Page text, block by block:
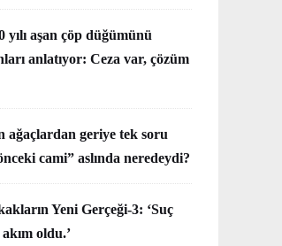
yılı aşan çöp düğümünü
anlatıyor: Ceza var, çözüm
ağaçlardan geriye tek soru
cami” aslında neredeydi?
Yeni Gerçeği-3: ‘Suç
oldu.’